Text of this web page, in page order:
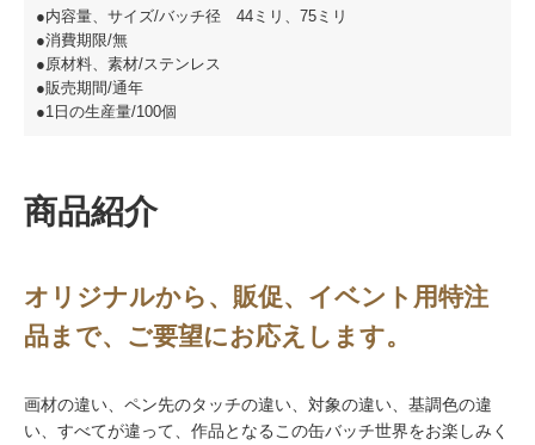
●内容量、サイズ/バッチ径 44ミリ、75ミリ
●消費期限/無
●原材料、素材/ステンレス
●販売期間/通年
●1日の生産量/100個
商品紹介
オリジナルから、販促、イベント用特注
品まで、ご要望にお応えします。
画材の違い、ペン先のタッチの違い、対象の違い、基調色の違
い、すべてが違って、作品となるこの缶バッチ世界をお楽しみく